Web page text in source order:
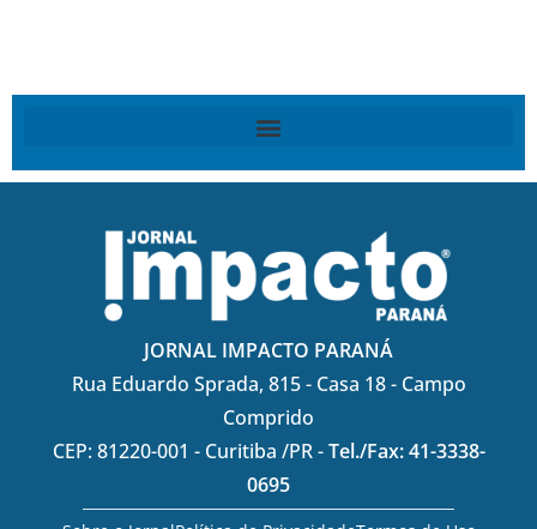
JORNAL IMPACTO PARANÁ
Rua Eduardo Sprada, 815 - Casa 18 - Campo
Comprido
CEP: 81220-001 - Curitiba /PR -Tel./Fax: 41-3338-
0695